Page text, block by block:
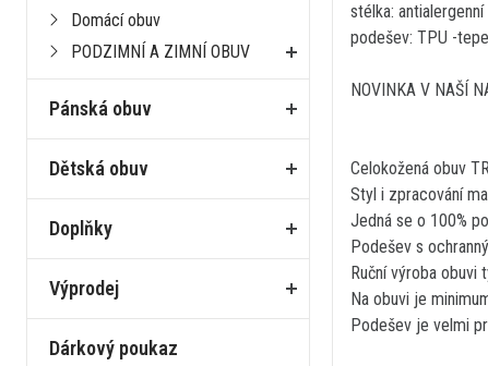
stélka:
podešev: TPU -
NOVINKA V NAŠÍ
Celokožená obuv
Styl i zpracování
Jedná se o 100%
Podešev s
Ruční výroba obuvi
Na obuvi je
Podešev je velmi
Domácí obuv
PODZIMNÍ A ZIMNÍ OBUV
Pánská obuv
Dětská obuv
Doplňky
Výprodej
Dárkový poukaz